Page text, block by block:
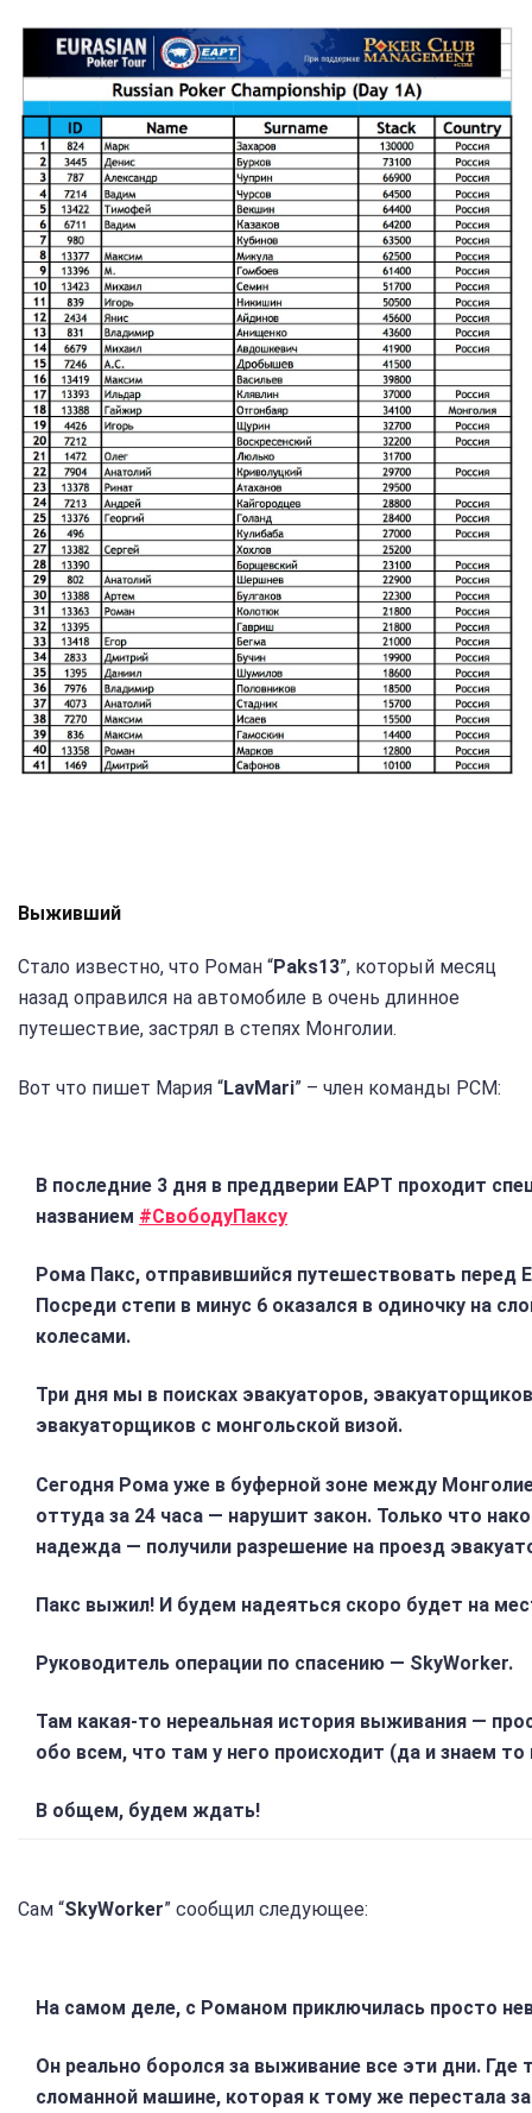
Выживший
Стало известно, что Роман “Paks13”, который месяц
назад оправился на автомобиле в очень длинное
путешествие, застрял в степях Монголии.
Вот что пишет Мария “LavMari” – член команды PCM:
В последние 3 дня в преддверии EAPT проходит
названием #СвободуПаксу
Рома Пакс, отправившийся путешествовать перед
Посреди степи в минус 6 оказался в одиночку на
колесами.
Три дня мы в поисках эвакуаторов,
эвакуаторщиков с монгольской визой.
Сегодня Рома уже в буферной зоне между
оттуда за 24 часа — нарушит закон. Только что
надежда — получили разрешение на проезд
Пакс выжил! И будем надеяться скоро будет на
Руководитель операции по спасению — SkyWorker.
Там какая-то нереальная история выживания —
обо всем, что там у него происходит (да и знаем
В общем, будем ждать!
Сам “SkyWorker” сообщил следующее:
На самом деле, с Романом приключилась просто
Он реально боролся за выживание все эти дни. Где
сломанной машине, которая к тому же перестала